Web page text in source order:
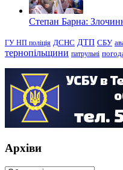
Степан Барна:
ГУ НП поліція ДСНС ДТП СБУ
тернопільщини патрульні
Архіви